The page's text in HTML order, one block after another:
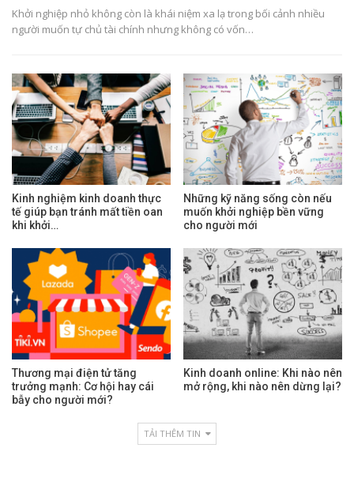
Khởi nghiệp nhỏ không còn là khái niệm xa lạ trong bối cảnh nhiều
người muốn tự chủ tài chính nhưng không có vốn…
Kinh nghiệm kinh doanh thực
tế giúp bạn tránh mất tiền oan
khi khởi…
Những kỹ năng sống còn nếu
muốn khởi nghiệp bền vững
cho người mới
Thương mại điện tử tăng
trưởng mạnh: Cơ hội hay cái
bẫy cho người mới?
Kinh doanh online: Khi nào nên
mở rộng, khi nào nên dừng lại?
TẢI THÊM TIN